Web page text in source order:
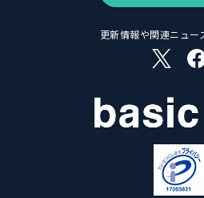
更新情報や関連ニュー